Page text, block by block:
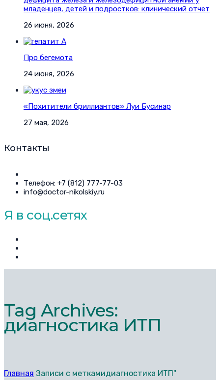
младенцев, детей и подростков: клинический отчет
26 июня, 2026
Про бегемота
24 июня, 2026
«Похитители бриллиантов» Луи Бусинар
27 мая, 2026
Контакты
Телефон: +7 (812) 777-77-03
info@doctor-nikolskiy.ru
Я в соц.сетях
Tag Archives:
диагностика ИТП
Главная Записи с меткамидиагностика ИТП"